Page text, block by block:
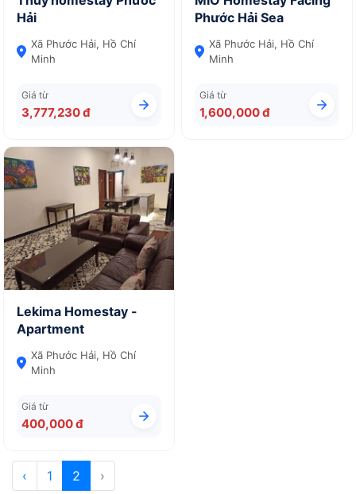
Hải
Xã Phước Hải, Hồ Chí
Minh
Giá từ
3,777,230 đ
Phước Hải Sea
Xã Phước Hải, Hồ Chí
Minh
Giá từ
1,600,000 đ
Lekima Homestay -
Apartment
Xã Phước Hải, Hồ Chí
Minh
Giá từ
400,000 đ
‹ 1 2 ›